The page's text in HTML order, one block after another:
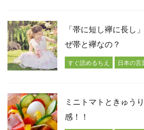
「帯に短し襷に長
ぜ帯と襷なの？
すぐ読めるちえ 日本の言
ミニトマトときゅう
感！！